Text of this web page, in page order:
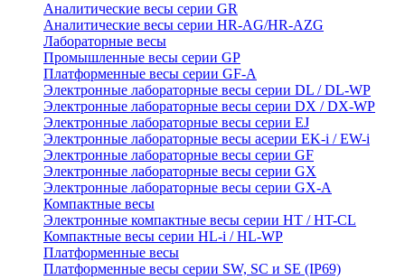
Аналитические весы серии GR
Аналитические весы серии HR-AG/HR-AZG
Лабораторные весы
Промышленные весы серии GP
Платформенные весы серии GF-A
Электронные лабораторные весы серии DL / DL-WP
Электронные лабораторные весы серии DX / DX-WP
Электронные лабораторные весы серии EJ
Электронные лабораторные весы aсерии EK-i / EW-i
Электронные лабораторные весы серии GF
Электронные лабораторные весы серии GX
Электронные лабораторные весы серии GX-A
Компактные весы
Электронные компактные весы серии HT / HT-CL
Компактные весы серии HL-i / HL-WP
Платформенные весы
Платформенные весы серии SW, SC и SE (IP69)